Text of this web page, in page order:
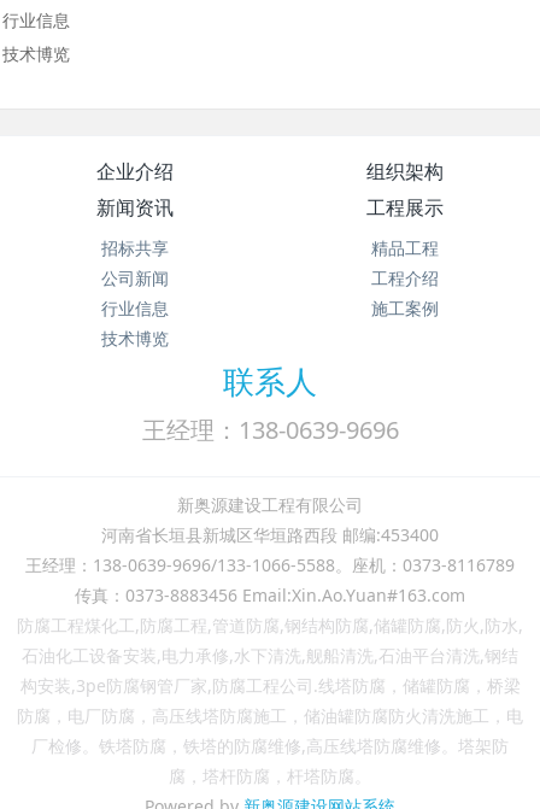
行业信息
技术博览
企业介绍
组织架构
新闻资讯
招标共享
公司新闻
行业信息
技术博览
工程展示
精品工程
工程介绍
施工案例
联系人
王经理：138-0639-9696
新奥源建设工程有限公司
河南省长垣县新城区华垣路西段 邮编:453400
王经理：138-0639-9696/133-1066-5588。座机：0373-8116789
传真：0373-8883456 Email:Xin.Ao.Yuan#163.com
防腐工程煤化工,防腐工程,管道防腐,钢结构防腐,储罐防腐,防火,防水,
石油化工设备安装,电力承修,水下清洗,舰船清洗,石油平台清洗,钢结
构安装,3pe防腐钢管厂家,防腐工程公司.线塔防腐，储罐防腐，桥梁
防腐，电厂防腐，高压线塔防腐施工，储油罐防腐防火清洗施工，电
厂检修。铁塔防腐，铁塔的防腐维修,高压线塔防腐维修。塔架防
腐， 塔杆防腐， 杆塔防腐。